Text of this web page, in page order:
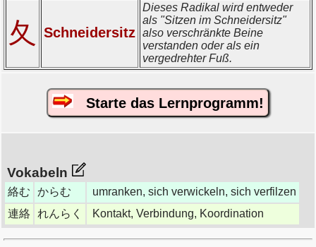
夂 Schneidersitz
Dieses Radikal wird entweder
als "Sitzen im Schneidersitz"
also verschränkte Beine
verstanden oder als ein
vergedrehter Fuß.
Starte das Lernprogramm!
Vokabeln
絡む からむ
umranken, sich verwickeln, sich verfilzen
連絡
れんらく Kontakt, Verbindung, Koordination